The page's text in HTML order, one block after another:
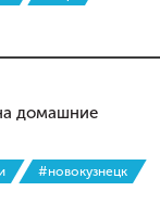
домашние
#новокузнецк